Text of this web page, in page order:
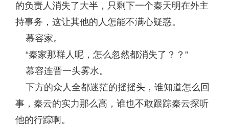
的负责人消失了大半，只剩下一个秦天明在外主
持事务，这让其他的人怎能不满心疑惑。
慕容家。
“秦家那群人呢，怎么忽然都消失了？？”
慕容连晋一头雾水。
下方的众人全都迷茫的摇摇头，谁知道怎么回
事，秦云的实力那么高，谁也不敢跟踪秦云探听
他的行踪啊。